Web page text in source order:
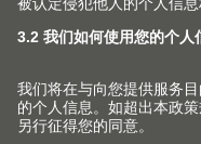
根据您的需求量身定
Blum 百隆抽屉系列的